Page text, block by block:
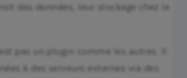
des données, leur stockage chez le
pas un plugin comme les autres. Il
à des serveurs externes via des